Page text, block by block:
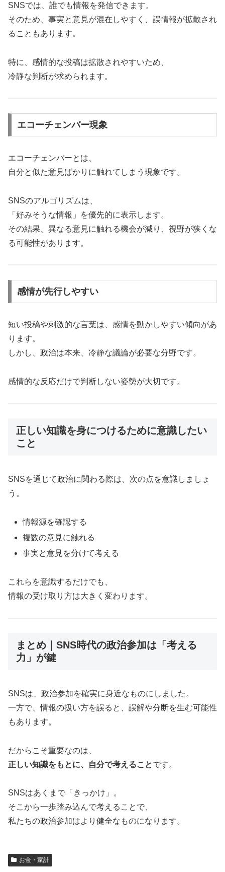
SNSでは、誰でも情報を発信できます。
そのため、事実と意見が混在しやすく、誤情報が拡散され
ることもあります。
特に、感情的な投稿は拡散されやすいため、
冷静な判断が求められます。
エコーチェンバー現象
エコーチェンバーとは、
自分と似た意見ばかりに触れてしまう現象です。
SNSのアルゴリズムは、
「好みそうな情報」を優先的に表示します。
その結果、異なる意見に触れる機会が減り、視野が狭くな
る可能性があります。
感情が先行しやすい
短い投稿や刺激的な言葉は、感情を動かしやすい傾向があ
ります。
しかし、政治は本来、冷静な議論が必要な分野です。
感情的な反応だけで判断しない姿勢が大切です。
正しい知識を身につけるために意識したい
こと
SNSを通じて政治に関わる際は、次の点を意識しましょ
う。
情報源を確認する
複数の意見に触れる
事実と意見を分けて考える
これらを意識するだけでも、
情報の受け取り方は大きく変わります。
まとめ｜SNS時代の政治参加は「考える
力」が鍵
SNSは、政治参加を確実に身近なものにしました。
一方で、情報の扱い方を誤ると、誤解や分断を生む可能性
もあります。
だからこそ重要なのは、
正しい知識をもとに、自分で考えることです。
SNSはあくまで「きっかけ」。
そこから一歩踏み込んで考えることで、
私たちの政治参加はより健全なものになります。
お金・家計